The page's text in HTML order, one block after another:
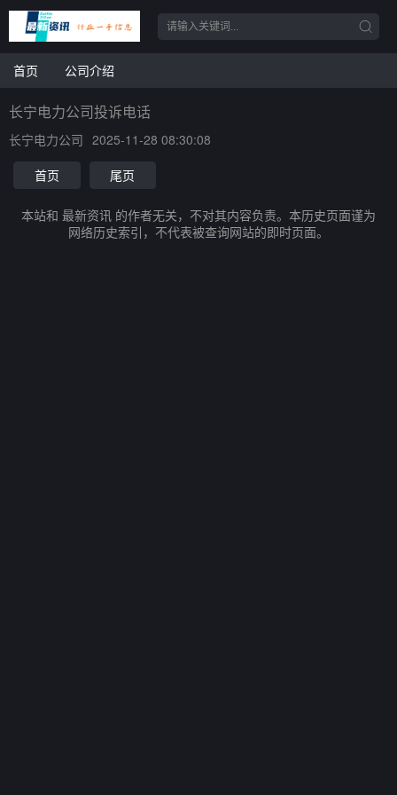
首页 公司介绍
长宁电力公司投诉电话
长宁电力公司 2025-11-28 08:30:08
首页
尾页
本站和 最新资讯 的作者无关，不对其内容负责。本历史页面谨为
网络历史索引，不代表被查询网站的即时页面。